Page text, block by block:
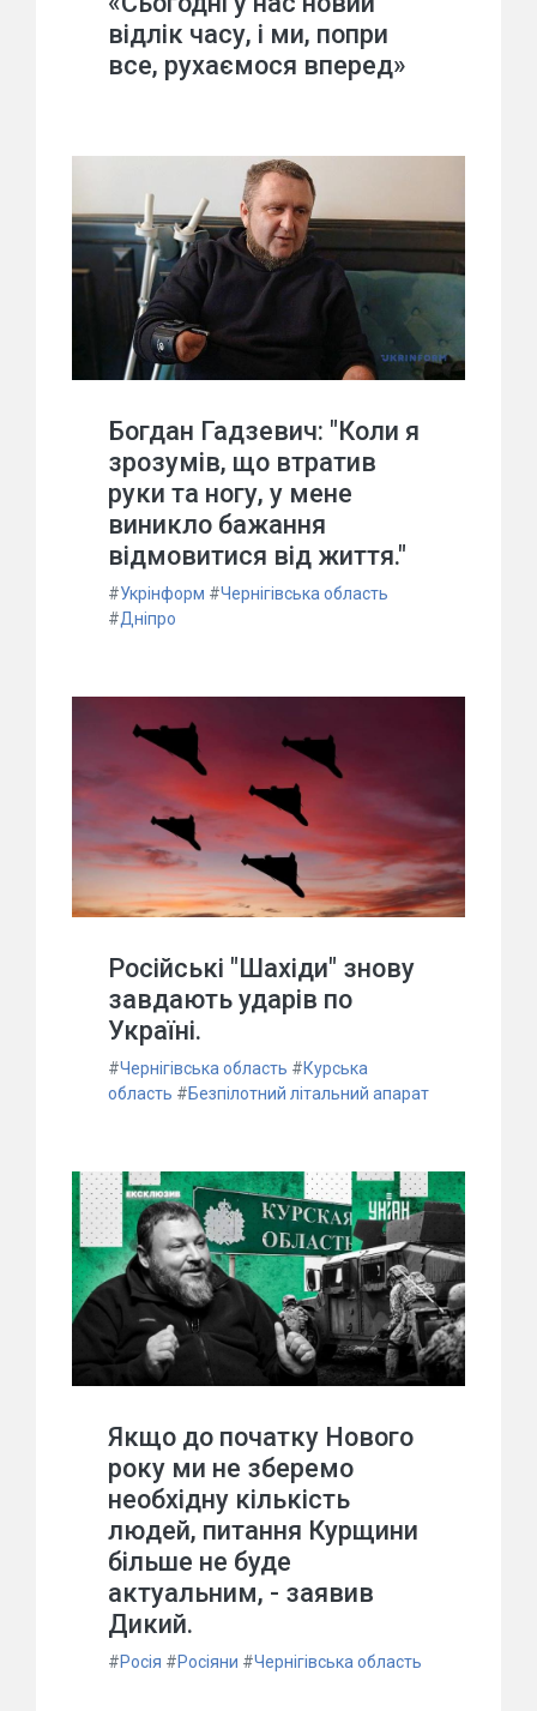
відлік часу, і ми, попри
все, рухаємося вперед»
Богдан Гадзевич: "Коли я
зрозумів, що втратив
руки та ногу, у мене
виникло бажання
відмовитися від життя."
#Укрінформ #Чернігівська область
#Дніпро
Російські "Шахіди" знову
завдають ударів по
Україні.
#Чернігівська область #Курська
область #Безпілотний літальний апарат
Якщо до початку Нового
року ми не зберемо
необхідну кількість
людей, питання Курщини
більше не буде
актуальним, - заявив
Дикий.
#Росія #Росіяни #Чернігівська область